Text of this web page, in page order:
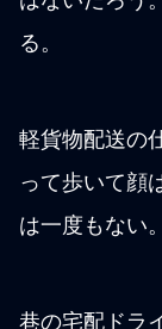
る。
軽貨物配送の
って歩いて顔
は一度もない。
巷の宅配ドラ